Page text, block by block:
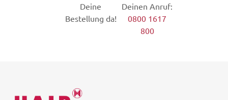
Deine
Bestellung da!
Deinen Anruf:
0800 1617
800